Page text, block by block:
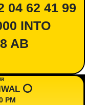
04 62 41 99
INTO
AB
⭕️
PM